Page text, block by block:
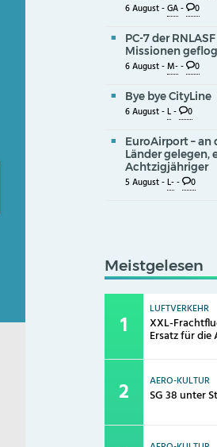
6 August -GA- 0
PC-7 der
Missionen
6 August -M-- 0
Bye bye CityLine
6 August -L- 0
EuroAirport –
Länder gelegen,
Achtzigjähriger
5 August -L-- 0
Meistgelesen
LUFTVERKEHR
XXL-
Ersatz für
AERO-KULTUR
SG 38 unter